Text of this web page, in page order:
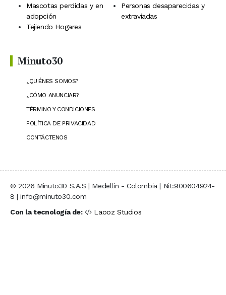
Mascotas perdidas y en
adopción
Personas desaparecidas y
extraviadas
Tejiendo Hogares
Minuto30
¿QUIÉNES SOMOS?
¿CÓMO ANUNCIAR?
TÉRMINO Y CONDICIONES
POLÍTICA DE PRIVACIDAD
CONTÁCTENOS
© 2026 Minuto30 S.A.S | Medellín - Colombia | Nit:900604924-
8 | info@minuto30.com
Con la tecnología de:
Laooz Studios